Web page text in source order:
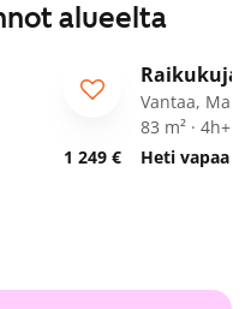
alueelta
1 249 €
Raikukuja
Vantaa,
83 m² · 4h+k
Heti vapaa